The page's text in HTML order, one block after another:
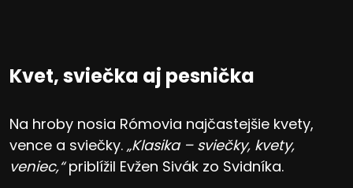
Kvet, sviečka aj pesnička
Na hroby nosia Rómovia najčastejšie kvety,
vence a sviečky. „Klasika – sviečky, kvety,
veniec,“priblížil Evžen Sivák zo Svidníka.